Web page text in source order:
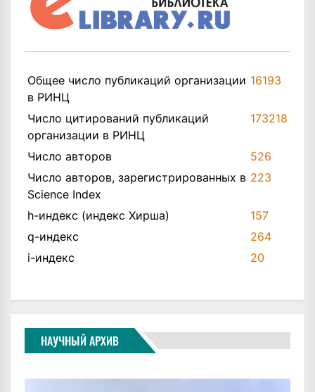
Общее число публикаций организации
в РИНЦ
16193
Число цитирований публикаций
организации в РИНЦ
173218
Число авторов
526
Число авторов, зарегистрированных в
Science Index
223
h-индекс (индекс Хирша)
157
q-индекс
264
i-индекс
20
НАУЧНЫЙ АРХИВ